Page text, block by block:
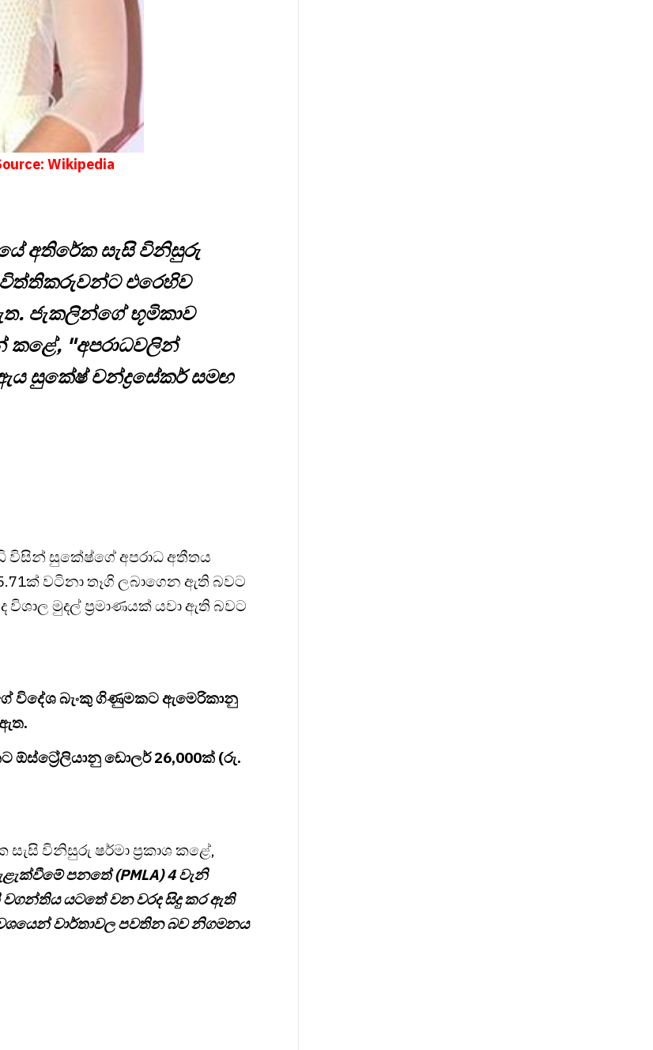
Wikipedia
අතිරේක සැසි විනිසුරු
විත්තිකරුවන්ට එරෙහිව
ජැකලින්ගේ භූමිකාව
කළේ, "අපරාධවලින්
සුකේෂ් චන්ද්‍රසේකර් සමඟ
සුකේෂ්ගේ අපරාධ අතීතය
වටිනා තෑගි ලබාගෙන ඇති බවට
මුදල් ප්‍රමාණයක් යවා ඇති බවට
විදේශ බැංකු ගිණුමකට ඇමෙරිකානු
ඩොලර් 26,000ක් (රු.
විනිසුරු ෂර්මා ප්‍රකාශ කළේ,
පනතේ (PMLA) 4 වැනි
යටතේ වන වරද සිදු කර ඇති
වාර්තාවල පවතින බව නිගමනය